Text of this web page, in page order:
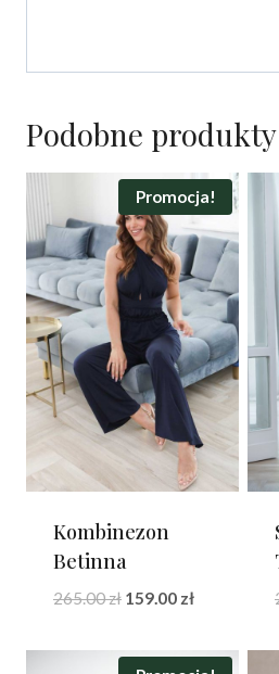
Podobne produkty
Promocja!
Kombinezon
Betinna
265.00zł Pierwotna
159.00 złAktualna
wynosi: